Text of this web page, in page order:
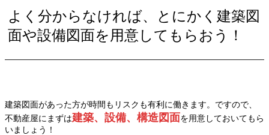
よく分からなければ、とにかく建築図
面や設備図面を用意してもらおう！
建築図面があった方が時間もリスクも有利に働きます。ですので、
不動産屋にまずは建築、設備、構造図面を用意しておいてもら
いましょう！